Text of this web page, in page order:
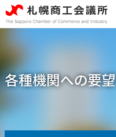
各種機関への要望